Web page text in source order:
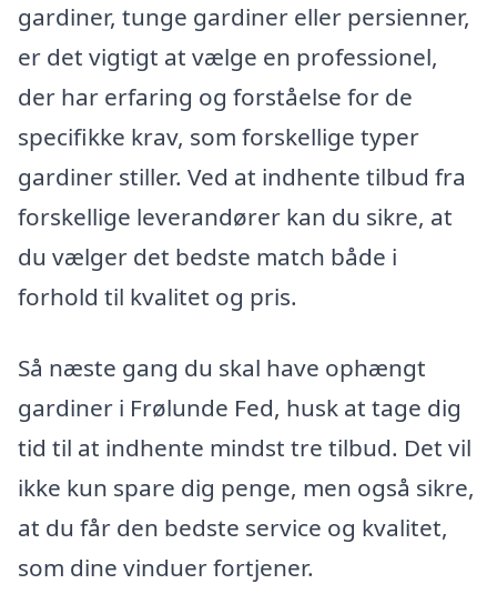
gardiner, tunge gardiner eller persienner,
er det vigtigt at vælge en professionel,
der har erfaring og forståelse for de
specifikke krav, som forskellige typer
gardiner stiller. Ved at indhente tilbud fra
forskellige leverandører kan du sikre, at
du vælger det bedste match både i
forhold til kvalitet og pris.
Så næste gang du skal have ophængt
gardiner i Frølunde Fed, husk at tage dig
tid til at indhente mindst tre tilbud. Det vil
ikke kun spare dig penge, men også sikre,
at du får den bedste service og kvalitet,
som dine vinduer fortjener.